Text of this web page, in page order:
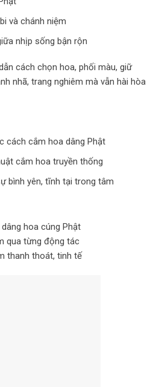
và chánh niệm
nhịp sống bận rộn
cách chọn hoa, phối màu, giữ
nhã, trang nghiêm mà vẫn hài hòa
cách cắm hoa dâng Phật
cắm hoa truyền thống
bình yên, tĩnh tại trong tâm
hoa cúng Phật
qua từng động tác
thanh thoát, tinh tế